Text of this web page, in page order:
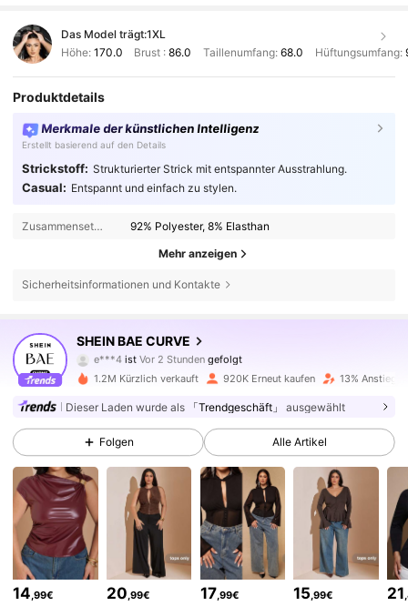
Das Model trägt:1XL
Höhe: 170.0 Brust :86.0 Taillenumfang: 68.0 Hüftungsumfang:
Produktdetails
Merkmale der künstlichen Intelligenz
Erstellt basierend auf den Details
Strickstoff: Strukturierter Strick mit entspannter Ausstrahlung.
Casual: Entspannt und einfach zu stylen.
Zusammensetzung: 92% Polyester, 8% Elasthan
Mehr anzeigen
Sicherheitsinformationen und Kontakte
SHEIN BAE CURVE
e***4 ist Vor 2 Stundengefolgt
ist am Durchsuchen
572K Follower
4,78 572K Follower
4,78 572K Follower
4,78 572K Follower
1.2M Kürzlich verkauft 920K Erneut kaufen 13% Anstieg
Dieser Laden wurde als 「Trendgeschäft」 ausgewählt
Folgen Alle Artikel
14 ,99€ 20 ,99€ 17 ,99€ 15 ,99€ 21